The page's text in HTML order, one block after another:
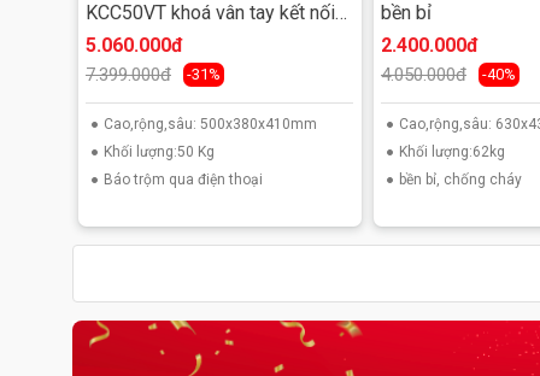
KCC50VT khoá vân tay kết nối
smart phone
5.060.000đ
7.399.000đ -31%
Cao,rộng,sâu: 500x380x410mm
Khối lượng:50 Kg
Báo trộm qua điện thoại
bền bỉ
2.400.000đ
4.050.000đ -40%
Cao,rộng,sâu:
Khối lượng:62kg
bền bỉ, chống cháy